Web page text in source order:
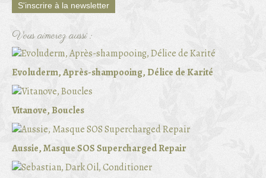
S'inscrire à la newsletter
Vous aimerez aussi :
Evoluderm, Après-shampooing, Délice de Karité
Vitanove, Boucles
Aussie, Masque SOS Supercharged Repair